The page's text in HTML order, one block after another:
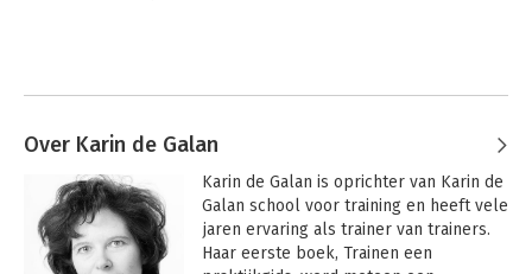
Over Karin de Galan
Karin de Galan is oprichter van Karin de
Galan school voor training en heeft vele
jaren ervaring als trainer van trainers.
Haar eerste boek, Trainen een